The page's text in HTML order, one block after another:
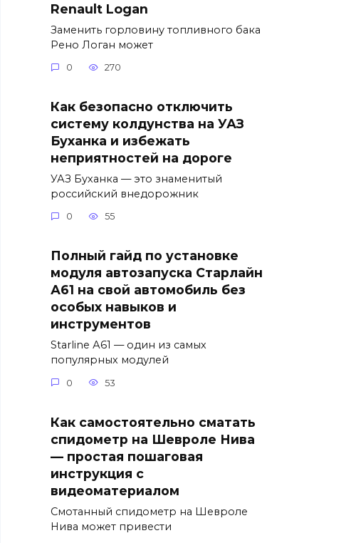
Renault Logan
Заменить горловину топливного бака
Рено Логан может
0 270
Как безопасно отключить
систему колдунства на УАЗ
Буханка и избежать
неприятностей на дороге
УАЗ Буханка — это знаменитый
российский внедорожник
0 55
Полный гайд по установке
модуля автозапуска Старлайн
А61 на свой автомобиль без
особых навыков и
инструментов
Starline А61 — один из самых
популярных модулей
0 53
Как самостоятельно сматать
спидометр на Шевроле Нива
— простая пошаговая
инструкция с
видеоматериалом
Смотанный спидометр на Шевроле
Нива может привести